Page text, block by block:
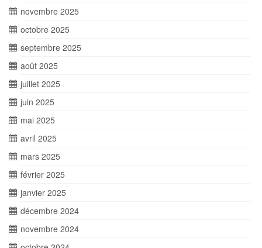
novembre 2025
octobre 2025
septembre 2025
août 2025
juillet 2025
juin 2025
mai 2025
avril 2025
mars 2025
février 2025
janvier 2025
décembre 2024
novembre 2024